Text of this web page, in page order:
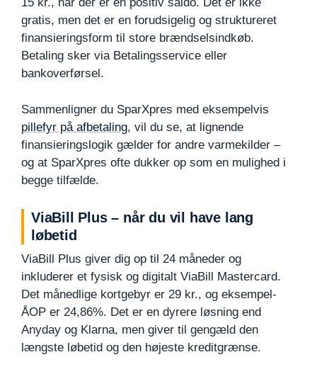
gratis, men det er en forudsigelig og struktureret
finansieringsform til store brændselsindkøb.
Betaling sker via Betalingsservice eller
bankoverførsel.
Sammenligner du SparXpres med eksempelvis
pillefyr på afbetaling, vil du se, at lignende
finansieringslogik gælder for andre varmekilder –
og at SparXpres ofte dukker op som en mulighed i
begge tilfælde.
ViaBill Plus – når du vil have lang
løbetid
ViaBill Plus giver dig op til 24 måneder og
inkluderer et fysisk og digitalt ViaBill Mastercard.
Det månedlige kortgebyr er 29 kr., og eksempel-
ÅOP er 24,86%. Det er en dyrere løsning end
Anyday og Klarna, men giver til gengæld den
længste løbetid og den højeste kreditgrænse.